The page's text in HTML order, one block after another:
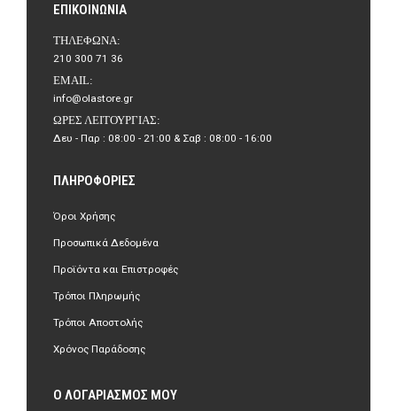
ΕΠΙΚΟΙΝΩΝΊΑ
ΤΗΛΈΦΩΝΑ:
210 300 71 36
EMAIL:
info@olastore.gr
ΏΡΕΣ ΛΕΙΤΟΥΡΓΊΑΣ:
Δευ - Παρ : 08:00 - 21:00 & Σαβ : 08:00 - 16:00
ΠΛΗΡΟΦΟΡΊΕΣ
Όροι Χρήσης
Προσωπικά Δεδομένα
Προϊόντα και Επιστροφές
Τρόποι Πληρωμής
Τρόποι Αποστολής
Χρόνος Παράδοσης
Ο ΛΟΓΑΡΙΑΣΜΌΣ ΜΟΥ